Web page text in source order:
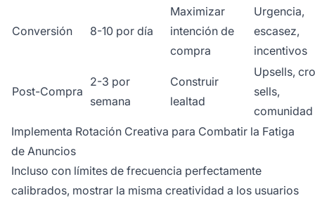
Conversión 8-10 por día
Maximizar
intención de
compra
Urgencia,
escasez,
incentivos
Post-Compra
2-3 por
semana
Construir
lealtad
Upsells,
sells,
comunidad
Implementa Rotación Creativa para Combatir la Fatiga
de Anuncios
Incluso con límites de frecuencia perfectamente
calibrados, mostrar la misma creatividad a los usuarios